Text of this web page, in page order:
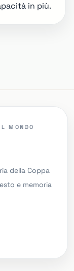
in più.
MONDO
della Coppa
e memoria